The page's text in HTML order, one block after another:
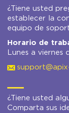
¿Tiene usted
establecer la
equipo de
Horario de
Lunes a viernes
¿Tiene usted
Comparta sus